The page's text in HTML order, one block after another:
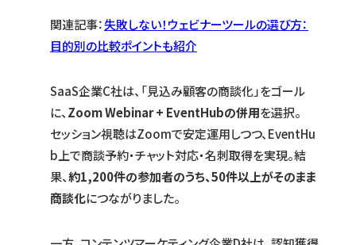
関連記事：失敗しない！ウェビナーツールの選び方：
目的別の比較ポイントも紹介
SaaS企業C社は、「見込み顧客の商談化」をゴール
に、Zoom Webinar + EventHubの併用を選択。
セッション視聴はZoomで安定運用しつつ、EventHu
b上で商談予約・チャット対応・名刺取得を実現。結
果、約1,200件の参加者のうち、50件以上がそのまま
商談化につながりました。